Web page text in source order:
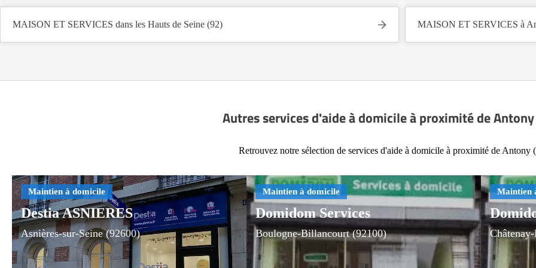
MAISON ET SERVICES dans les Hauts de Seine (92) MAISON ET SERVICES à
Autres services d'aide à domicile à proximité de
Retrouvez notre sélection de services d'aide à domicile à proximité de Antony
Destia ASNIERES
Asnières-sur-Seine (92600)
Domidom Services
Boulogne-Billancourt (92100)